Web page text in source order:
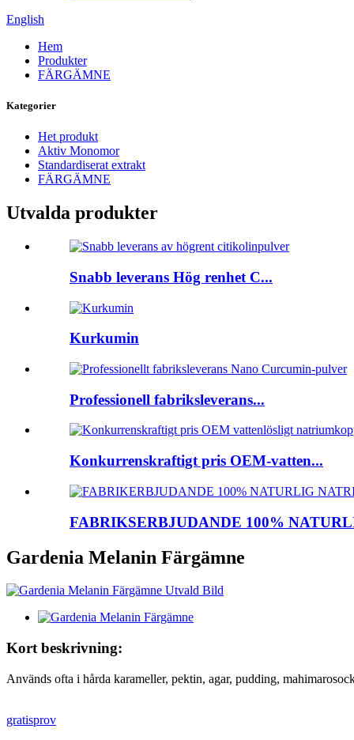
English
Hem
Produkter
FÄRGÄMNE
Kategorier
Het produkt
Aktiv Monomor
Standardiserat extrakt
FÄRGÄMNE
Utvalda produkter
Snabb leverans Hög renhet C...
Kurkumin
Professionell fabriksleverans...
Konkurrenskraftigt pris OEM-vatten...
FABRIKSERBJUDANDE 100%
Gardenia Melanin Färgämne
Kort beskrivning:
Används ofta i hårda karameller, pektin, agar, pudding,
gratisprov